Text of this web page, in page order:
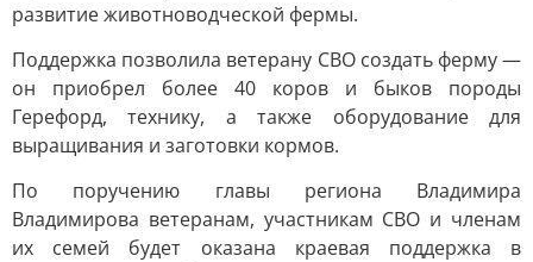
развитие животноводческой фермы.
Поддержка позволила ветерану СВО создать ферму —
он приобрел более 40 коров и быков породы
Герефорд, технику, а также оборудование для
выращивания и заготовки кормов.
По поручению главы региона Владимира
Владимирова ветеранам, участникам СВО и членам
их семей будет оказана краевая поддержка в